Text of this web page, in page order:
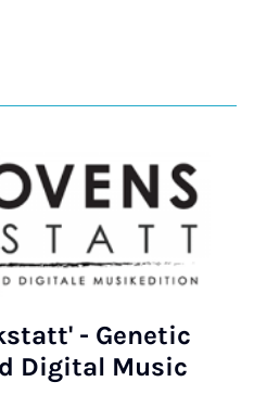
- Genetic
Digital Music